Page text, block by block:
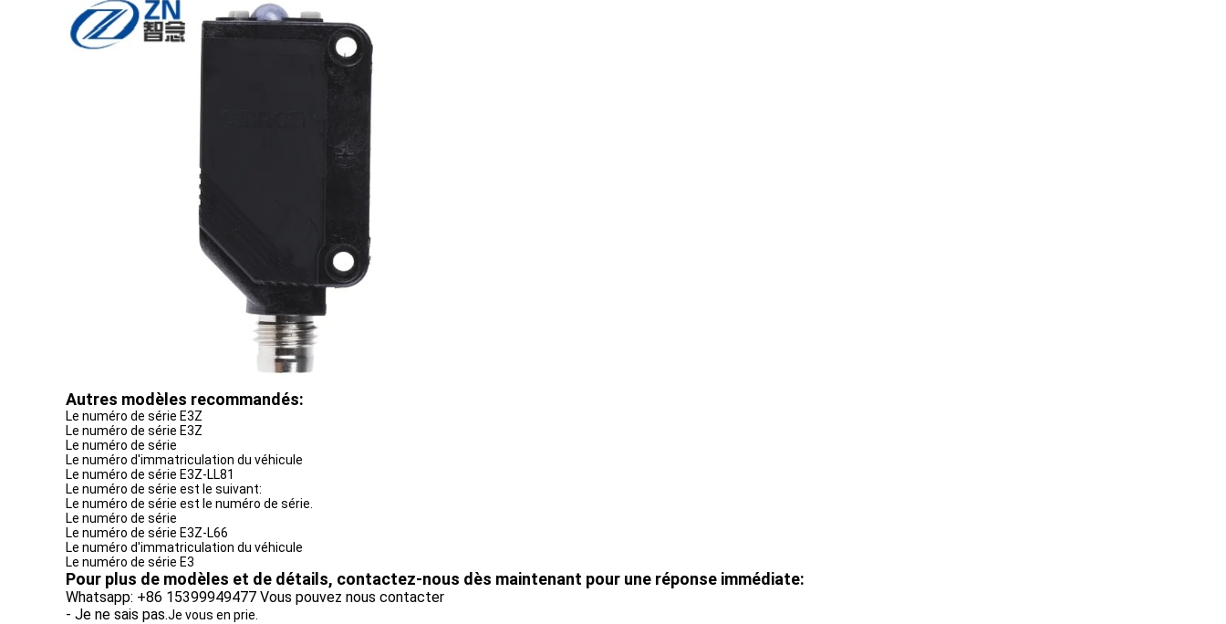
Autres modèles recommandés:
Le numéro de série E3Z
Le numéro de série E3Z
Le numéro de série
Le numéro d'immatriculation du véhicule
Le numéro de série E3Z-LL81
Le numéro de série est le suivant:
Le numéro de série est le numéro de série.
Le numéro de série
Le numéro de série E3Z-L66
Le numéro d'immatriculation du véhicule
Le numéro de série E3
Pour plus de modèles et de détails, contactez-nous dès maintenant pour une réponse immédiate:
Whatsapp: +86 15399949477 Vous pouvez nous contacter
- Je ne sais pas.Je vous en prie.